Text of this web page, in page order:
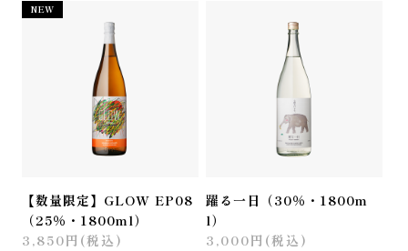
NEW
【数量限定】GLOW EP08
（25％・1800ml）
3,850円(税込)
躍る一日（30％・1800m
l）
3,000円(税込)